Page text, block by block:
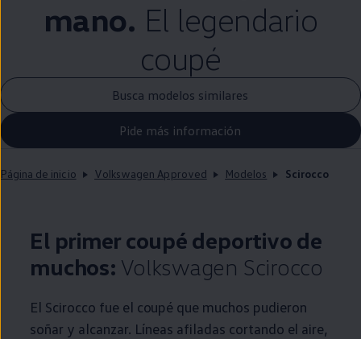
mano. El legendario
coupé
Busca modelos similares
Pide más información
Página de inicio Volkswagen Approved Modelos Scirocco
El primer coupé deportivo de
muchos: Volkswagen Scirocco
El Scirocco fue el coupé que muchos pudieron
soñar y alcanzar. Líneas afiladas cortando el aire,